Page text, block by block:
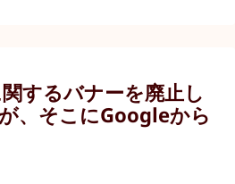
するバナーを廃止し
、そこにGoogleから